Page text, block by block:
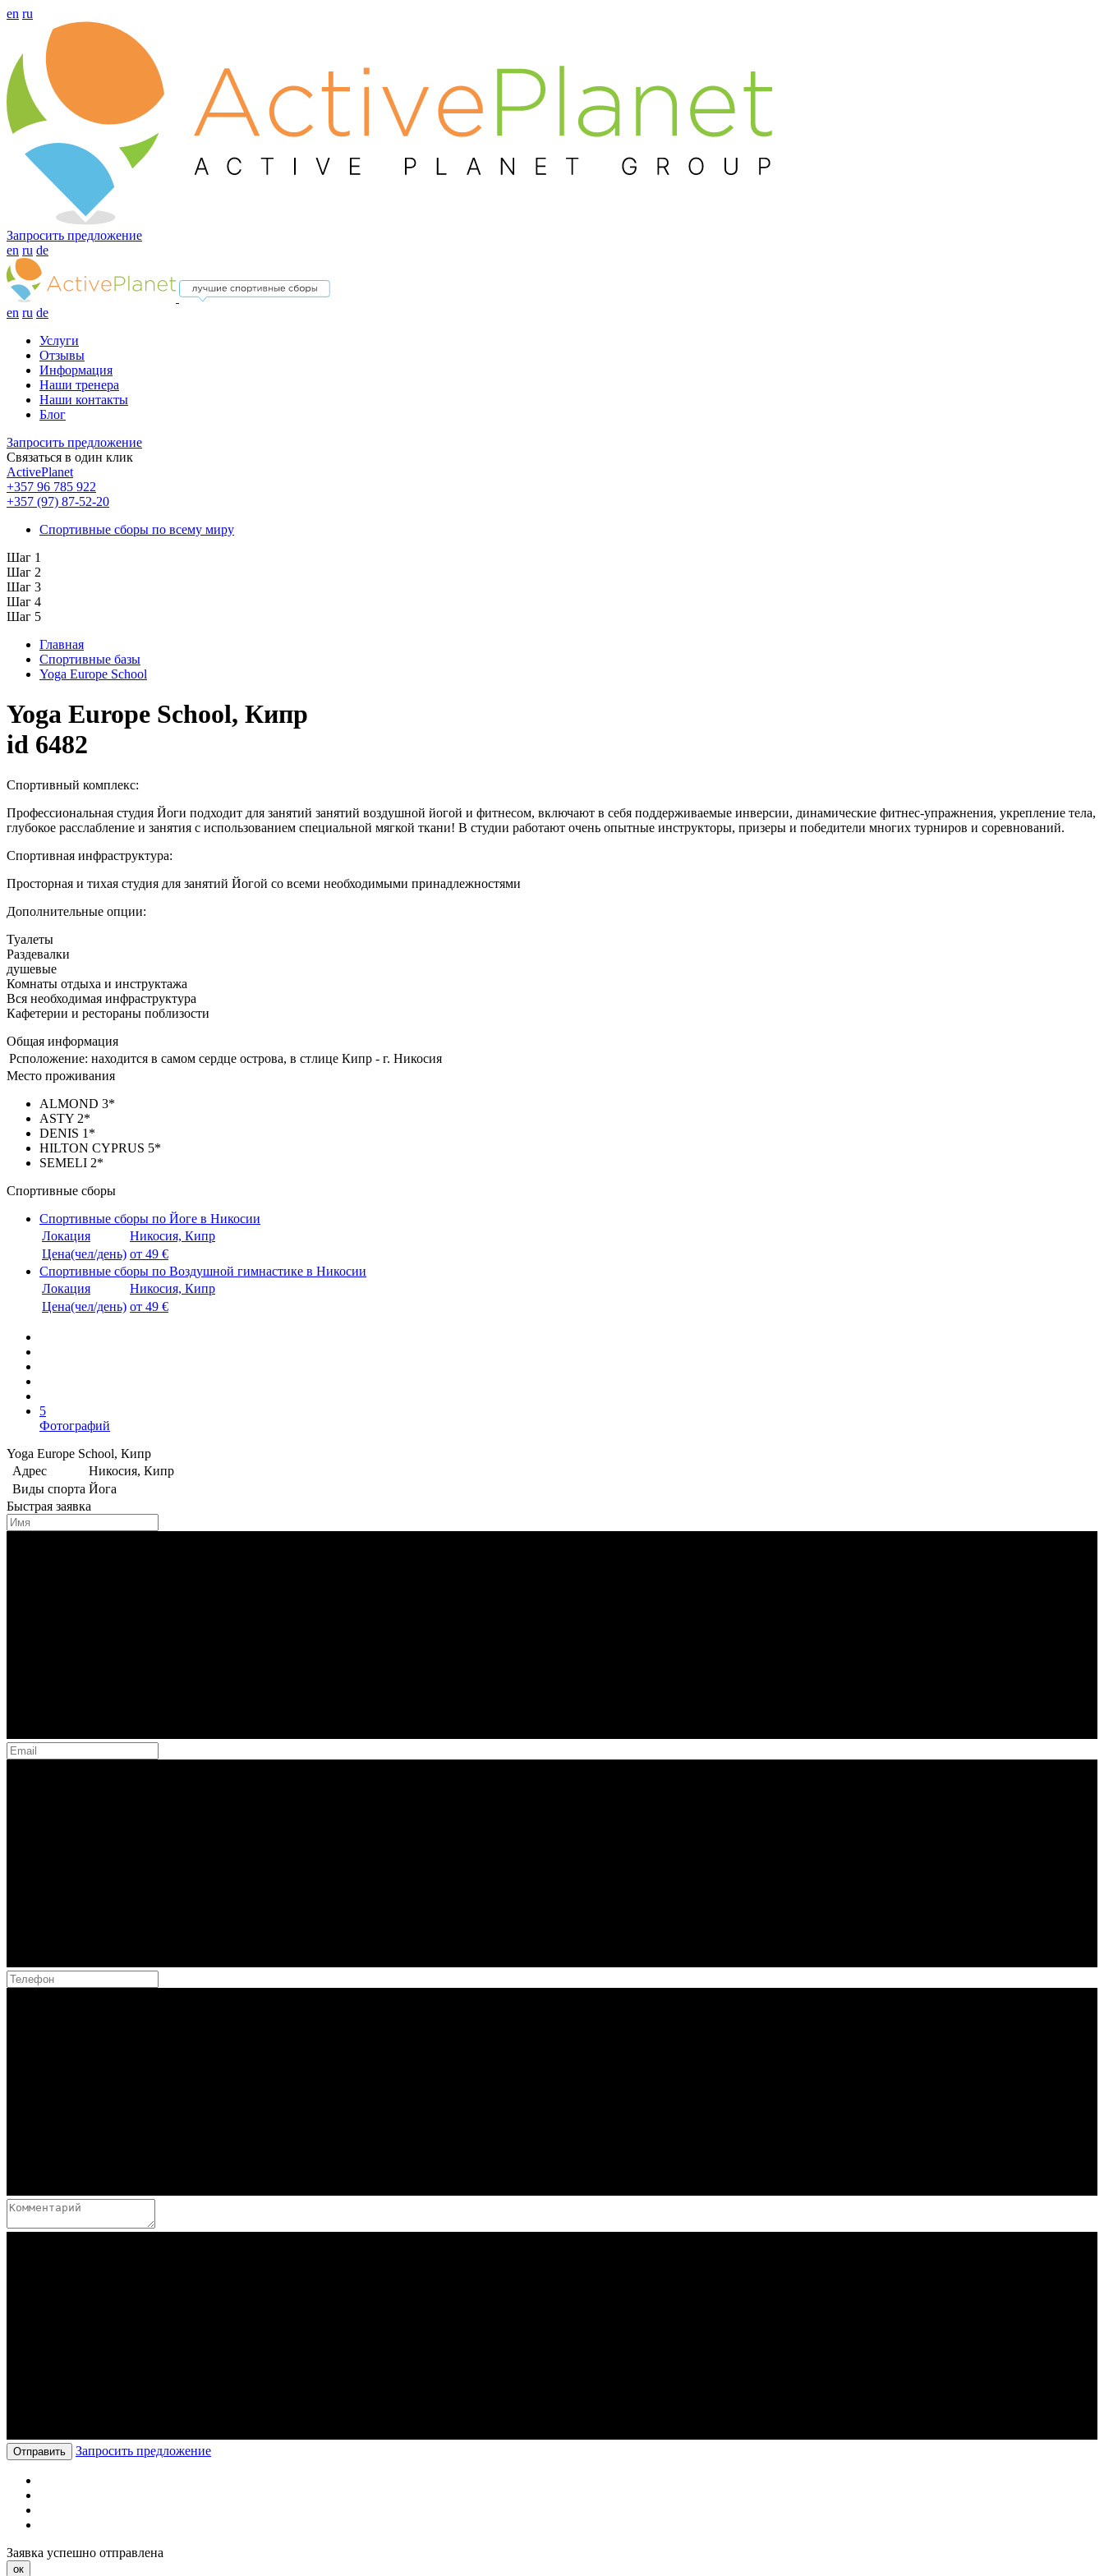
en ru
Запросить предложение
en ru de
en ru de
Услуги
Отзывы
Информация
Наши тренера
Наши контакты
Блог
Запросить предложение
Связаться в один клик
ActivePlanet
+357 96 785 922
+357 (97) 87-52-20
Спортивные сборы по всему миру
Шаг 1
Шаг 2
Шаг 3
Шаг 4
Шаг 5
Главная
Спортивные базы
Yoga Europe School
Yoga Europe School, Кипр
id 6482
Спортивный комплекс:
Профессиональная студия Йоги подходит для занятий занятий воздушной йогой и фитнесом, включают в себя поддерживаемые инверсии, динамические фитнес-упражнения, укрепление тела,
глубокое расслабление и занятия с использованием специальной мягкой ткани! В студии работают очень опытные инструкторы, призеры и победители многих турниров и соревнований.
Спортивная инфраструктура:
Просторная и тихая студия для занятий Йогой со всеми необходимыми принадлежностями
Дополнительные опции:
Туалеты
Раздевалки
душевые
Комнаты отдыха и инструктажа
Вся необходимая инфраструктура
Кафетерии и рестораны поблизости
Общая информация
Рсположение: находится в самом сердце острова, в стлице Кипр - г. Никосия
Место проживания
ALMOND 3*
ASTY 2*
DENIS 1*
HILTON CYPRUS 5*
SEMELI 2*
Спортивные сборы
Спортивные сборы по Йоге в Никосии
Локация
Никосия, Кипр
Цена(чел/день) от 49 €
Спортивные сборы по Воздушной гимнастике в Никосии
Локация
Никосия, Кипр
Цена(чел/день) от 49 €
5
Фотографий
Yoga Europe School, Кипр
Адрес
Никосия, Кипр
Виды спорта Йога
Быстрая заявка
Отправить Запросить предложение
Заявка успешно отправлена
ок